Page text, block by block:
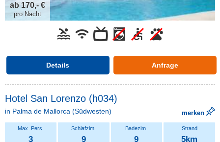
ab 170,- €
pro Nacht
Details Anfrage
Hotel San Lorenzo (h034)
in Palma de Mallorca (Südwesten) merken
3 9 9 5km